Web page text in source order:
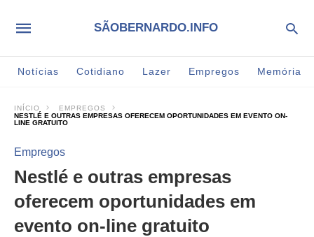
SÃOBERNARDO.INFO
Notícias Cotidiano Lazer Empregos Memória
INÍCIO
EMPREGOS
NESTLÉ E OUTRAS EMPRESAS OFERECEM OPORTUNIDADES EM EVENTO ON-
LINE GRATUITO
Empregos
Nestlé e outras empresas
oferecem oportunidades em
evento on-line gratuito